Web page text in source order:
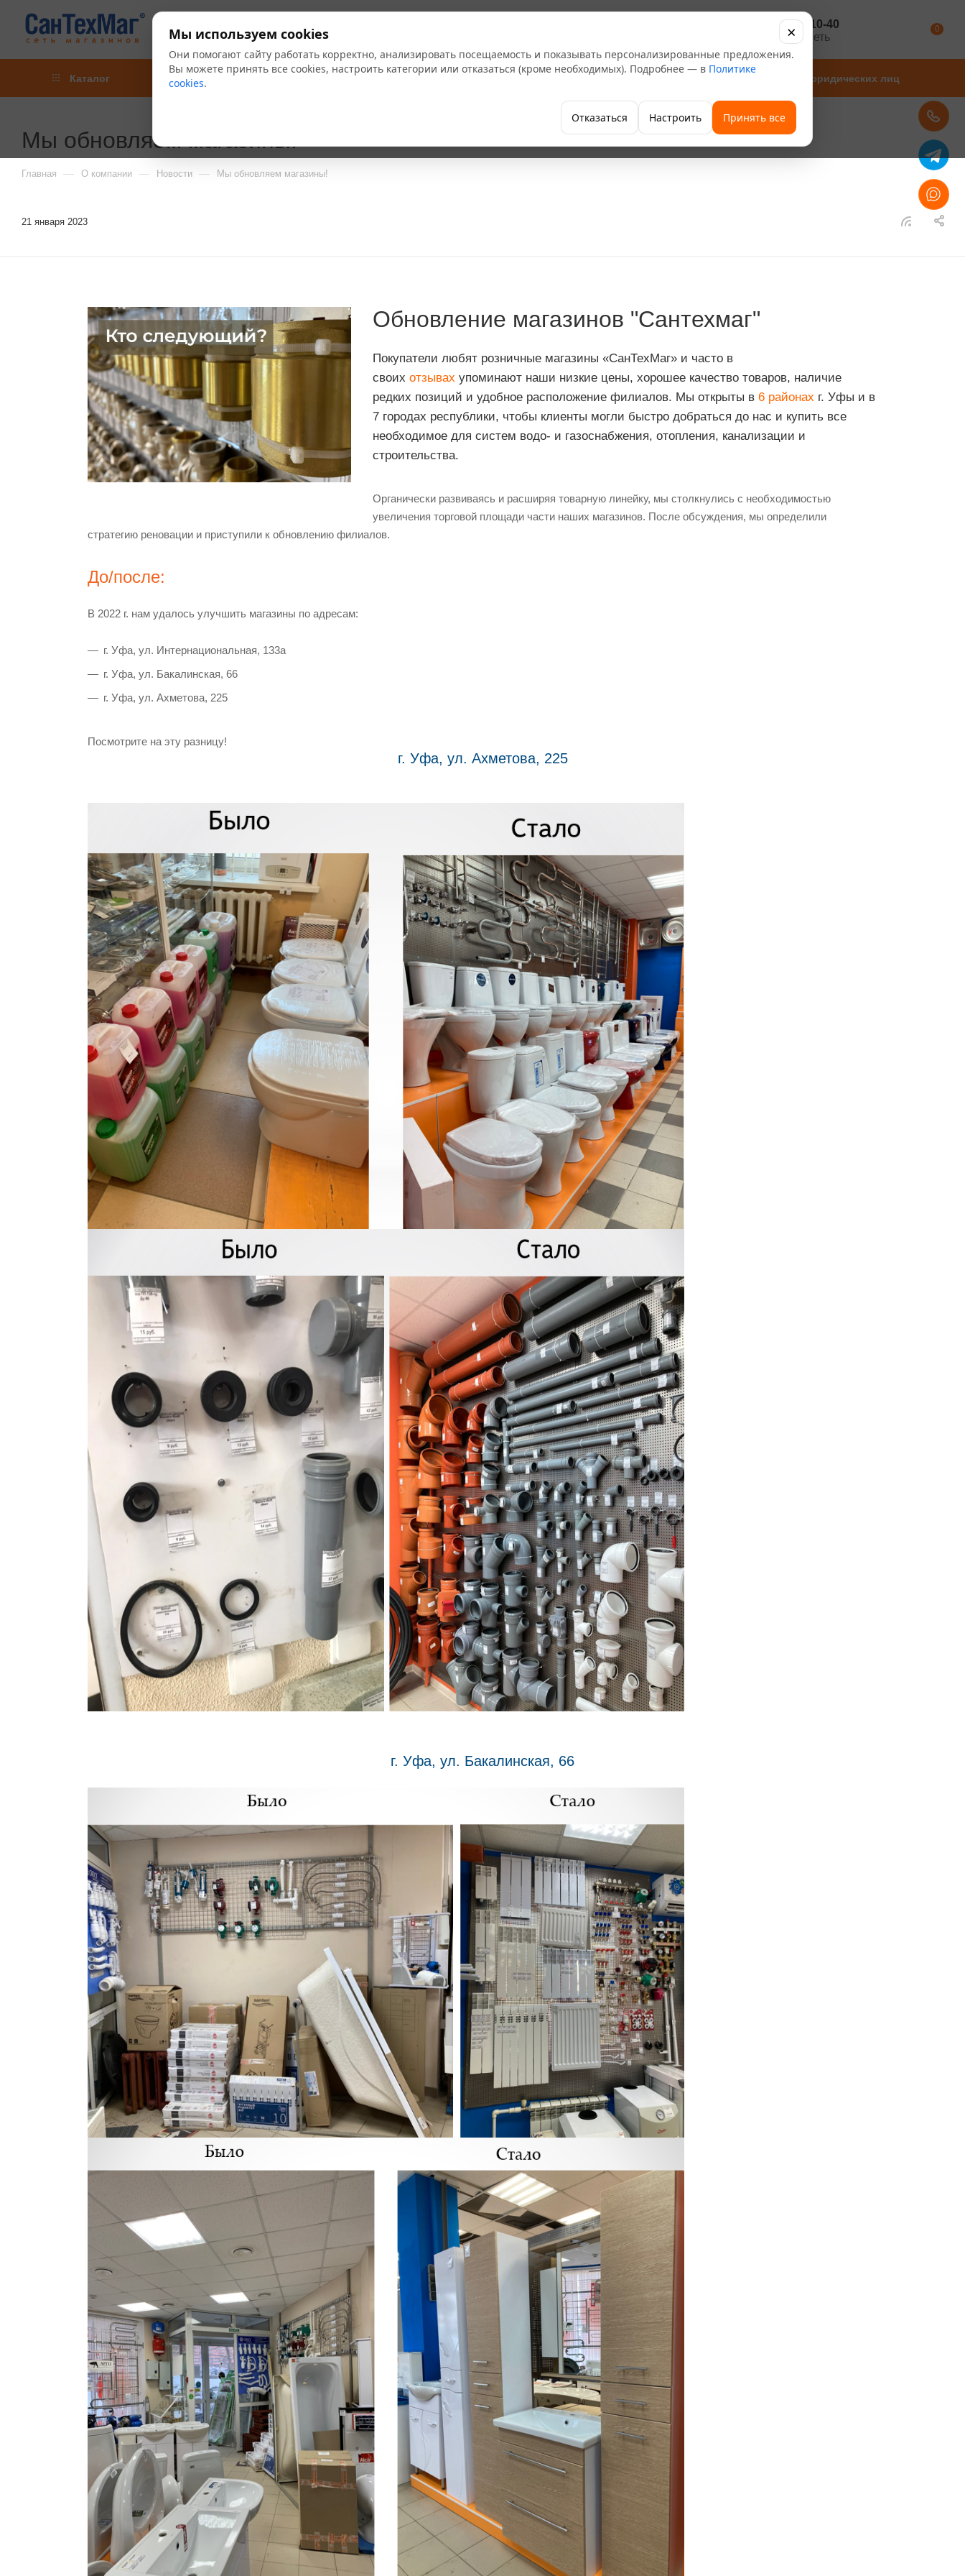
+7 347 246-10-40
розничная сеть
0
Каталог Акции Бренды Компания Для юридических лиц
Мы обновляем магазины!
Главная — О компании — Новости — Мы обновляем магазины!
21 января 2023
Обновление магазинов "Сантехмаг"
Покупатели любят розничные магазины «СанТехМаг» и часто в
своих отзывах упоминают наши низкие цены, хорошее качество товаров, наличие
редких позиций и удобное расположение филиалов. Мы открыты в 6 районах г. Уфы и в
7 городах республики, чтобы клиенты могли быстро добраться до нас и купить все
необходимое для систем водо- и газоснабжения, отопления, канализации и
строительства.
Органически развиваясь и расширяя товарную линейку, мы столкнулись с необходимостью
увеличения торговой площади части наших магазинов. После обсуждения, мы определили
стратегию реновации и приступили к обновлению филиалов.
До/после:
В 2022 г. нам удалось улучшить магазины по адресам:
г. Уфа, ул. Интернациональная, 133а
г. Уфа, ул. Бакалинская, 66
г. Уфа, ул. Ахметова, 225
Посмотрите на эту разницу!
г. Уфа, ул. Ахметова, 225
г. Уфа, ул. Бакалинская, 66
Мы используем cookies
Они помогают сайту работать корректно, анализировать посещаемость и показывать персонализированные предложения.
Вы можете принять все cookies, настроить категории или отказаться (кроме необходимых). Подробнее — в Политике
cookies.
Отказаться Настроить Принять все
×